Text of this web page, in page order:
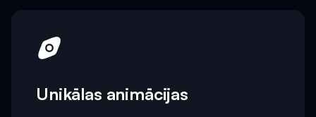
Unikālas animācijas